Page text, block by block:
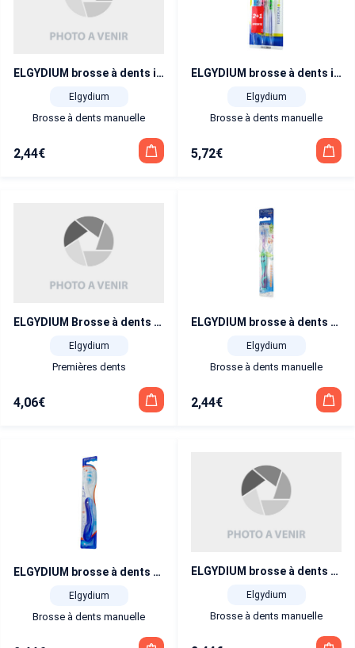
ELGYDIUM brosse à dents interactive souple
Elgydium
Brosse à dents manuelle
2,44€
ELGYDIUM brosse à dents interactive souple trio
Elgydium
Brosse à dents manuelle
5,72€
ELGYDIUM Brosse à dents junior racoon
Elgydium
Premières dents
4,06€
ELGYDIUM brosse à dents monster 2/6 ans
Elgydium
Brosse à dents manuelle
2,44€
ELGYDIUM brosse à dents pocket médium
Elgydium
Brosse à dents manuelle
ELGYDIUM brosse à dents vitale colour medium
Elgydium
Brosse à dents manuelle